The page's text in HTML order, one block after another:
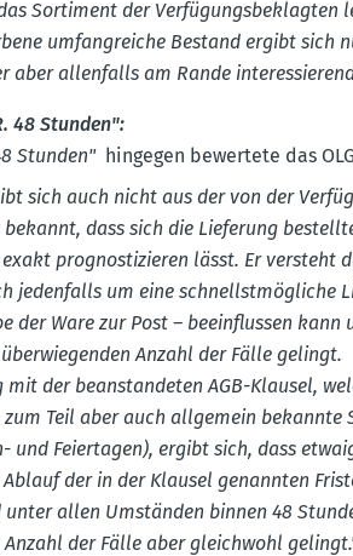
Sortiment der Verfü­gungs­be­klagten
umfang­reiche Bestand ergibt sich
aber allen­falls am Rande
48 Stunden":
Stunden"hingegen bewertete das
sich auch nicht aus der von der
bekannt, dass sich die Lieferung
prognos­ti­zieren lässt. Er versteht
jeden­falls um eine schnellst­mög­liche
der Ware zur Post – beein­flussen
Anzahl der Fälle gelingt.
mit der beanstan­deten AGB-Klausel,
zum Teil aber auch allgemein
und Feier­tagen), ergibt sich, dass
der in der Klausel genannten
unter allen Umständen binnen 48
Anzahl der Fälle aber gleichwohl